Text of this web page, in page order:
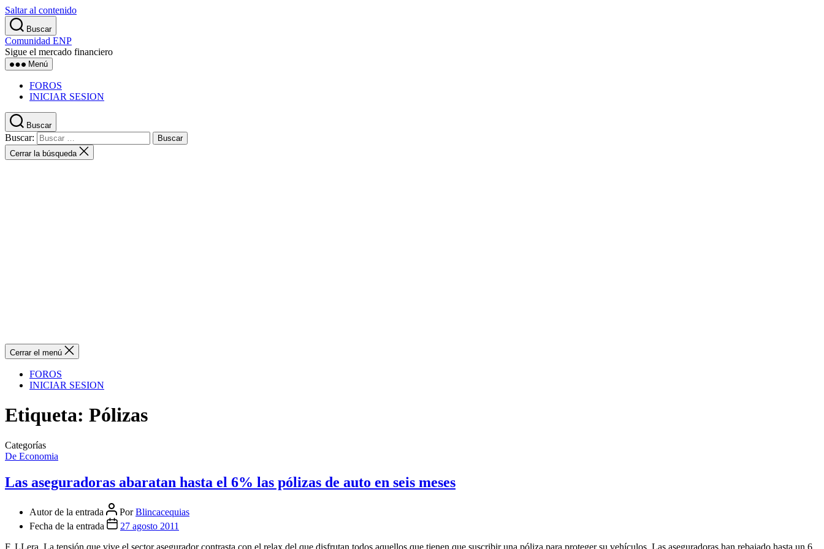
Saltar al contenido
Buscar
Comunidad ENP
Sigue el mercado financiero
Menú
FOROS
INICIAR SESION
Buscar
Buscar:
Cerrar la búsqueda
Cerrar el menú
FOROS
INICIAR SESION
Etiqueta: Pólizas
Categorías
De Economia
Las aseguradoras abaratan hasta el 6% las pólizas de auto en seis meses
Autor de la entrada PorBlincacequias
Fecha de la entrada
27 agosto 2011
F. LLera. La tensión que vive el sector asegurador contrasta con el relax del que disfrutan todos aquellos que tienen que suscribir una póliza para proteger su vehículos. Las aseguradoras han rebajado hasta un 6